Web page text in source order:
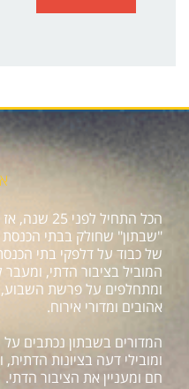
הכל התחיל
"שבתון" שחולק בבתי
של כבוד על דלפקי בתי
המוביל בציבור הדתי, ומעבר
ומתחלפים על פרשת השבוע,
אהובים ומדורי אירוח.
המדורים בשבתון נכתבים על
ומובילי דעה בציונות
חם ומעניין את הציבור הדתי.